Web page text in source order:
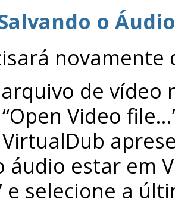
o
de vídeo
Video
VirtualDub
áudio estar em
e selecione a